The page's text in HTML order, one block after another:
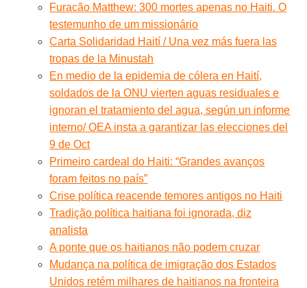
Furacão Matthew: 300 mortes apenas no Haiti. O
testemunho de um missionário
Carta Solidaridad Haití / Una vez más fuera las
tropas de la Minustah
En medio de la epidemia de cólera en Haití,
soldados de la ONU vierten aguas residuales e
ignoran el tratamiento del agua, según un informe
interno/ OEA insta a garantizar las elecciones del
9 de Oct
Primeiro cardeal do Haiti: “Grandes avanços
foram feitos no país”
Crise política reacende temores antigos no Haiti
Tradição política haitiana foi ignorada, diz
analista
A ponte que os haitianos não podem cruzar
Mudança na política de imigração dos Estados
Unidos retém milhares de haitianos na fronteira